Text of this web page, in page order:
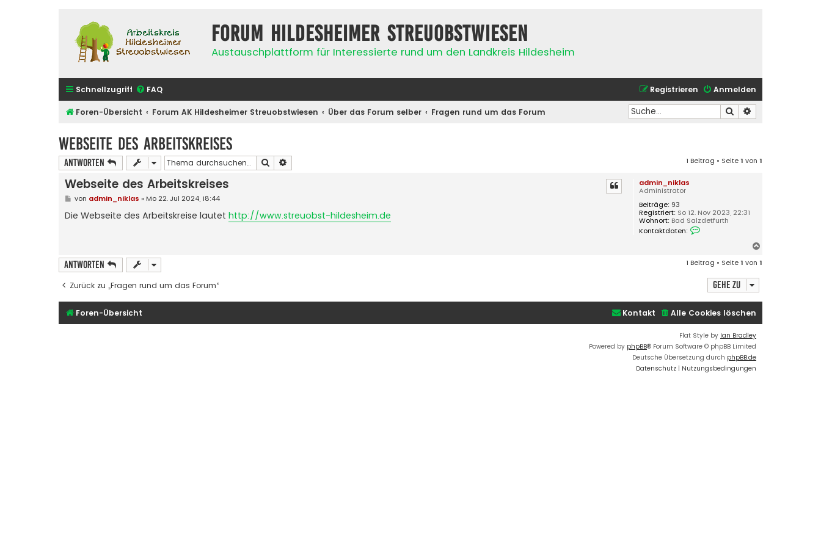
Forum Hildesheimer Streuobstwiesen
Austauschplattform für Interessierte rund um den Landkreis Hildesheim
Schnellzugriff FAQ Anmelden
Registrieren
Foren-Übersicht Forum AK Hildesheimer Streuobstwiesen Über das Forum selber Fragen rund um das Forum Suche
Webseite des Arbeitskreises
Antworten Suche 1 Beitrag • Seite1 von 1
admin_niklas
Administrator
Beiträge: 93
Registriert: So 12. Nov 2023, 22:31
Wohnort: Bad Salzdetfurth
Kontaktdaten:
a
k
n
v
o
n
a
d
m
i
Webseite des Arbeitskreises
B
i
t
von admin_niklas » Mo 22. Jul 2024, 18:44
Die Webseite des Arbeitskreise lautet http://www.streuobst-hildesheim.de
b
n
Antworten 1 Beitrag • Seite1 von 1
Zurück zu „Fragen rund um das Forum“ Gehe zu
Foren-Übersicht Alle Cookies löschen
Kontakt
Flat Style by Ian Bradley
Powered by phpBB® Forum Software © phpBB Limited
Deutsche Übersetzung durch phpBB.de
Datenschutz | Nutzungsbedingungen